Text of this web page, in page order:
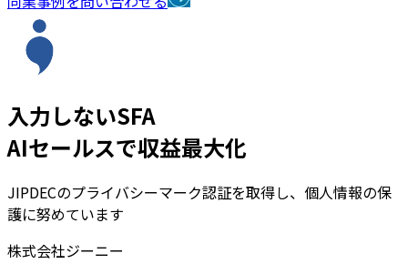
入力しないSFA
AIセールスで収益最大化
JIPDECのプライバシーマーク認証を取得し、個人情報の保
護に努めています
株式会社ジーニー